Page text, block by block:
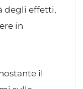
degli effetti,
in
il